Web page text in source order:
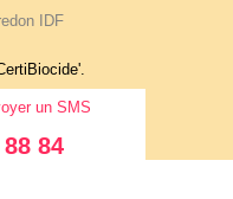
un SMS
84